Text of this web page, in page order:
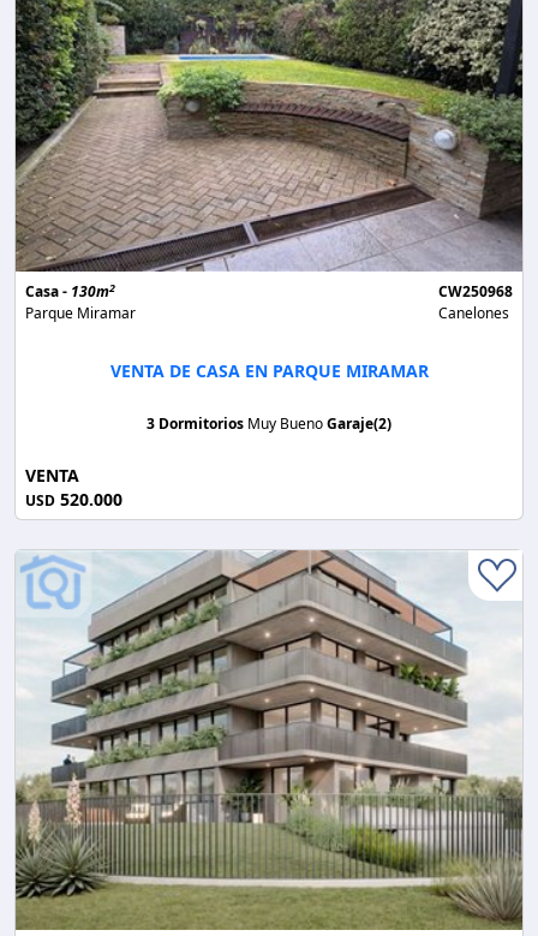
Casa - 130m2
Parque Miramar
CW250968
Canelones
VENTA DE CASA EN PARQUE MIRAMAR
3 Dormitorios Muy BuenoGaraje(2)
VENTA
USD 520.000